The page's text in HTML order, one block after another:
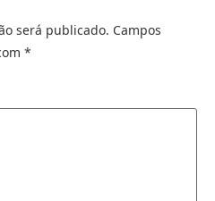
será publicado. Campos
*